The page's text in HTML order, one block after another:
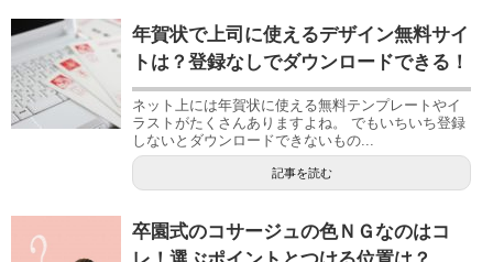
年賀状で上司に使えるデザイン無料サイ
トは？登録なしでダウンロードできる！
ネット上には年賀状に使える無料テンプレートやイ
ラストがたくさんありますよね。 でもいちいち登録
しないとダウンロードできないもの...
記事を読む
卒園式のコサージュの色ＮＧなのはコ